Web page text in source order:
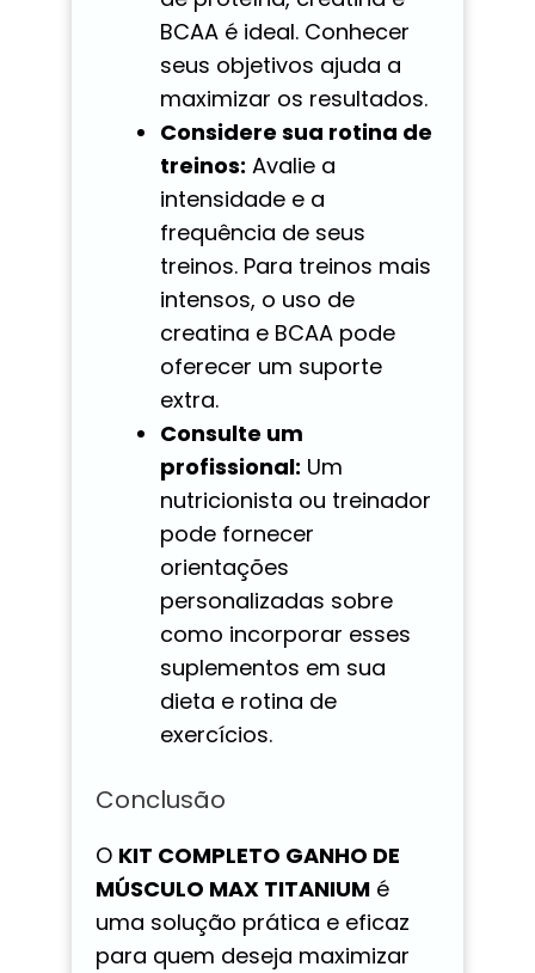
BCAA é ideal. Conhecer
seus objetivos ajuda a
maximizar os resultados.
Considere sua rotina de
treinos: Avalie a
intensidade e a
frequência de seus
treinos. Para treinos mais
intensos, o uso de
creatina e BCAA pode
oferecer um suporte
extra.
Consulte um
profissional: Um
nutricionista ou treinador
pode fornecer
orientações
personalizadas sobre
como incorporar esses
suplementos em sua
dieta e rotina de
exercícios.
Conclusão
O KIT COMPLETO GANHO DE
MÚSCULO MAX TITANIUM é
uma solução prática e eficaz
para quem deseja maximizar